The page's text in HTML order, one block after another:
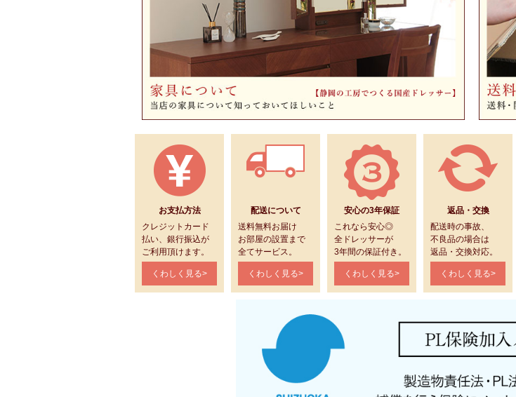
お支払方法
クレジットカード
払い、銀行振込が
ご利用頂けます。
くわしく見る>
配送について
送料無料お届け
お部屋の設置まで
全てサービス。
くわしく見る>
安心の3年保証
これなら安心◎
全ドレッサーが
3年間の保証付き。
くわしく見る>
返品・交換
配送時の事故、
不良品の場合は
返品・交換対応。
くわしく見る>